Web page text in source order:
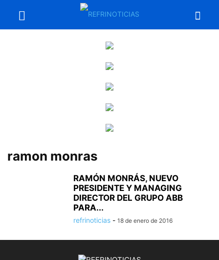
ramon monras
RAMÓN MONRÁS, NUEVO
PRESIDENTE Y MANAGING
DIRECTOR DEL GRUPO ABB
PARA...
refrinoticias - 18 de enero de 2016